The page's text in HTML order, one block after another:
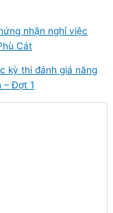
nhận nghỉ việc
Cát
kỳ thi đánh giá năng
– Đợt 1